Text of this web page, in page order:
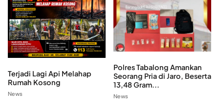
Terjadi Lagi Api Melahap
Rumah Kosong
News
Polres Tabalong Amankan
Seorang Pria di Jaro, Beserta
13,48 Gram...
News